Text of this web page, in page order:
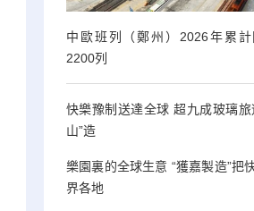
中歐班列（鄭州）2026年累
2200列
快樂豫制送達全球 超九成玻璃旅
山”造
樂園裏的全球生意 “獲嘉製造”把
界各地